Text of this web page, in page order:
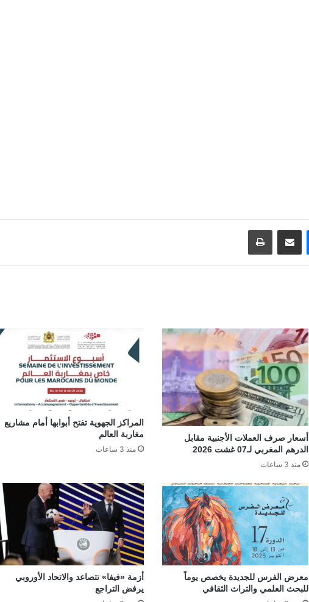
أسعار صرف العملات الأجنبية مقابل
الدرهم المغربي لـ07 غشت 2026
منذ 3 ساعات
المراكز الجهوية تفتح أبوابها أمام مشاريع
مغاربة العالم
منذ 3 ساعات
معرض الفرس للجديدة يخصص يوماً
للبحث العلمي والتراث الثقافي
أزمة «فيفا» تتصاعد والاتحاد الأوروبي
يرفض التراجع